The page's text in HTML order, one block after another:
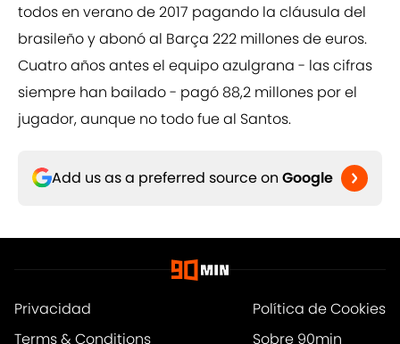
todos en verano de 2017 pagando la cláusula del
brasileño y abonó al Barça 222 millones de euros.
Cuatro años antes el equipo azulgrana - las cifras
siempre han bailado - pagó 88,2 millones por el
jugador, aunque no todo fue al Santos.
Add us as a preferred source on Google
Privacidad
Política de Cookies
Terms & Conditions
Sobre 90min